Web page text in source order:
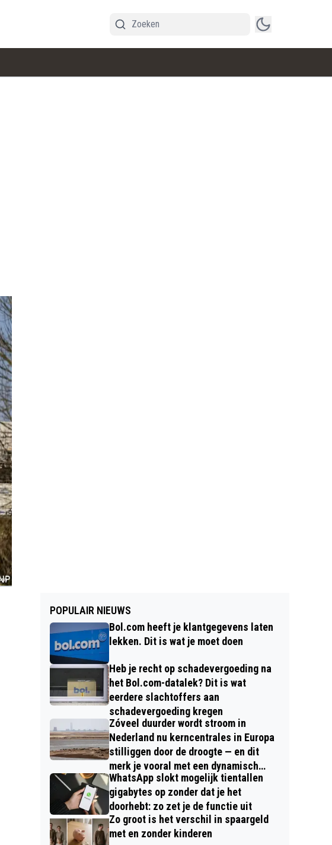
POPULAIR NIEUWS
Bol.com heeft je klantgegevens laten
lekken. Dit is wat je moet doen
Heb je recht op schadevergoeding na
het Bol.com-datalek? Dit is wat
eerdere slachtoffers aan
schadevergoeding kregen
Zóveel duurder wordt stroom in
Nederland nu kerncentrales in Europa
stilliggen door de droogte — en dit
merk je vooral met een dynamisch
contract
WhatsApp slokt mogelijk tientallen
gigabytes op zonder dat je het
doorhebt: zo zet je de functie uit
Zo groot is het verschil in spaargeld
met en zonder kinderen